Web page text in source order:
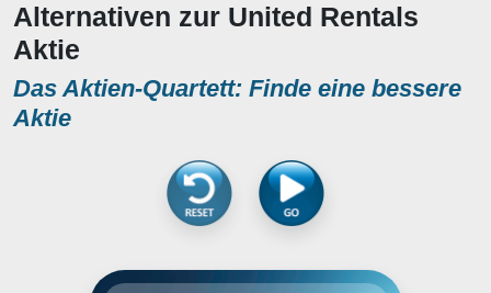
Alternativen zur United Rentals
Aktie
Das Aktien-Quartett: Finde eine bessere
Aktie